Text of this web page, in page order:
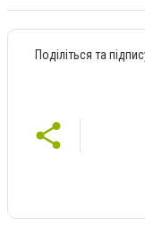
Поділіться та